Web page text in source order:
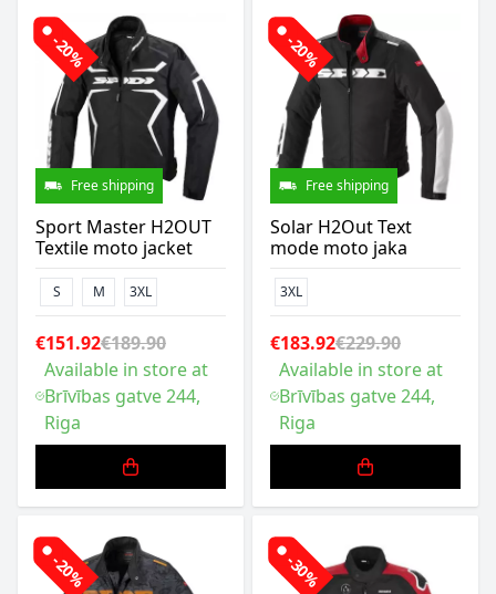
-20%
Free shipping
Sport Master H2OUT
Textile moto jacket
S M 3XL
€151.92€189.90
Available in store at
Brīvības gatve 244,
Riga
-20%
Free shipping
Solar H2Out Text
mode moto jaka
3XL
€183.92€229.90
Available in store at
Brīvības gatve 244,
Riga
-20% -30%